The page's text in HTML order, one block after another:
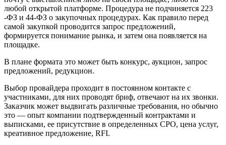
любой открытой платформе. Процедура не подчиняется 223
-ФЗ и 44-ФЗ о закупочных процедурах. Как правило перед
самой закупкой проводится запрос предложений,
формируется понимание рынка, и затем она появляется на
площадке.
В плане формата это может быть конкурс, аукцион, запрос
предложений, редукцион.
Выбор провайдера проходит в постоянном контакте с
участниками, для них проводят бриф, отвечают на их звонки.
Заказчик может выдвигать различные требования, но обычно
это — опыт компании подтвержденный контрактами и
выписками, ее присутствие в определенных СРО, цена услуг,
креативное предложение, RFI.